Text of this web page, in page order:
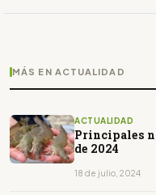
MÁS EN ACTUALIDAD
ACTUALIDAD
Principales
de 2024
18 de julio, 2024